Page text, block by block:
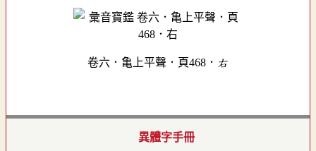
卷六．亀上平聲．頁468．右
異體字手冊